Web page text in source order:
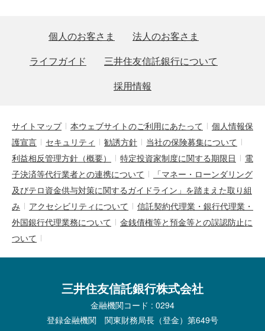
個人のお客さま
法人のお客さま
ライフガイド
三井住友信託銀行について
採用情報
サイトマップ 本ウェブサイトのご利用にあたって
個人情報保
護宣言
セキュリティ 勧誘方針
当社の保険募集について
利益相反管理方針（概要）
特定投資家制度に関する期限日
電
子決済等代行業者との連携について
「マネー・ローンダリング
及びテロ資金供与対策に関するガイドライン」を踏まえた取り組
み
アクセシビリティについて
信託契約代理業・銀行代理業・
外国銀行代理業務について
金銭債権等と預金等との誤認防止に
ついて
三井住友信託銀行株式会社
金融機関コード : 0294
登録金融機関 関東財務局長（登金）第649号